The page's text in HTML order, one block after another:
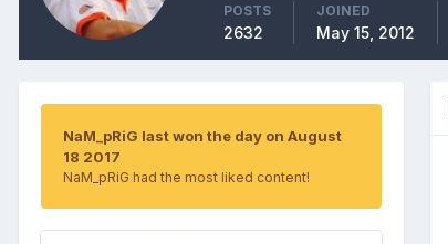
POSTS
2632
JOINED
May 15, 2012
NaM_pRiG last won the day on August
18 2017
NaM_pRiG had the most liked content!